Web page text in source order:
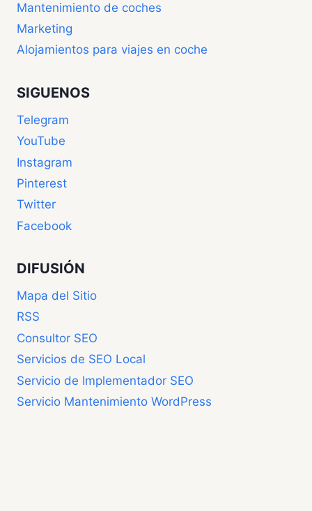
Mantenimiento de coches
Marketing
Alojamientos para viajes en coche
SIGUENOS
Telegram
YouTube
Instagram
Pinterest
Twitter
Facebook
DIFUSIÓN
Mapa del Sitio
RSS
Consultor SEO
Servicios de SEO Local
Servicio de Implementador SEO
Servicio Mantenimiento WordPress